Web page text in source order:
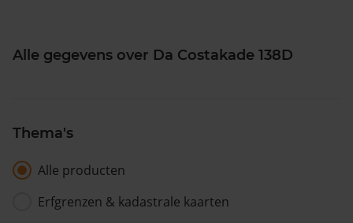
Alle gegevens over Da Costakade 138D
Thema's
Alle producten
Erfgrenzen & kadastrale kaarten